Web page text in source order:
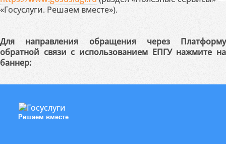
«Госуслуги. Решаем вместе»).
Для направления обращения через Платформу
обратной связи с использованием ЕПГУ нажмите на
баннер:
Решаем вместе